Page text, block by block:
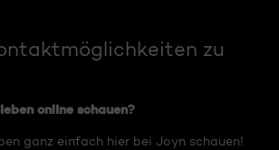
zu
online schauen?
ganz einfach hier bei Joyn schauen!